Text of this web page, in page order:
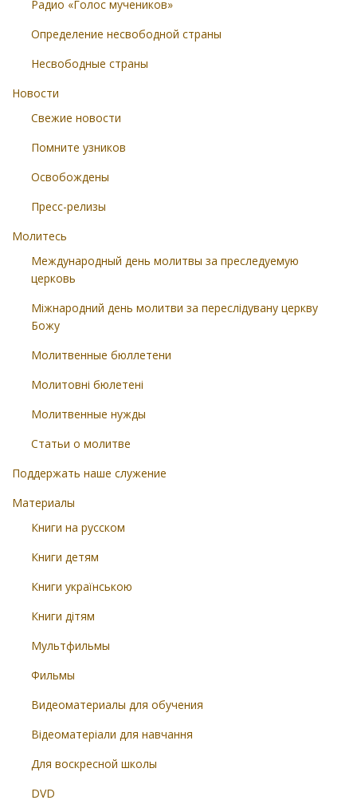
Радио «Голос мучеников»
Определение несвободной страны
Несвободные страны
Новости
Свежие новости
Помните узников
Освобождены
Пресс-релизы
Молитесь
Международный день молитвы за преследуемую
церковь
Міжнародний день молитви за переслідувану церкву
Божу
Молитвенные бюллетени
Молитовні бюлетені
Молитвенные нужды
Статьи о молитве
Поддержать наше служение
Материалы
Книги на русском
Книги детям
Книги українською
Книги дітям
Мультфильмы
Фильмы
Видеоматериалы для обучения
Відеоматеріали для навчання
Для воскресной школы
DVD